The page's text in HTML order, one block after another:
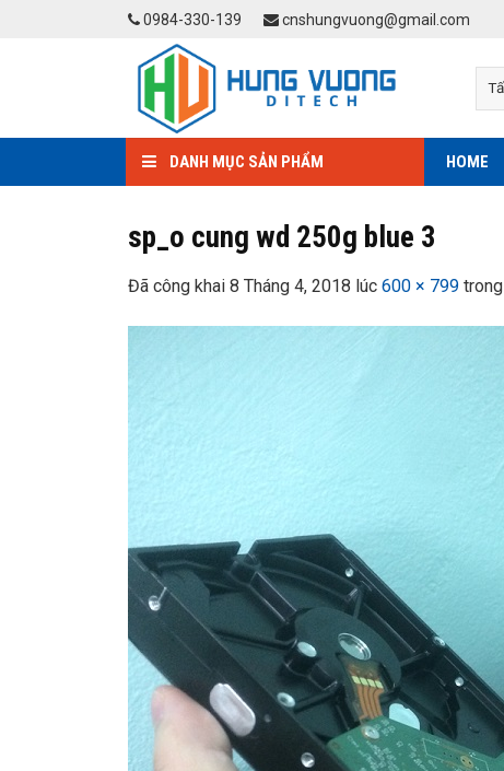
0984-330-139 cnshungvuong@gmail.com
DANH MỤC SẢN PHẨM HOME
sp_o cung wd 250g blue 3
Đã công khai 8 Tháng 4, 2018 lúc 600 × 799 trong